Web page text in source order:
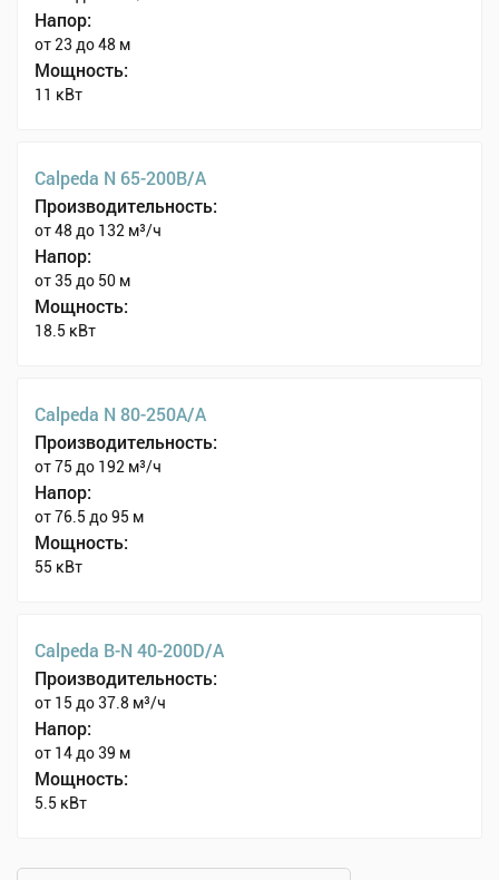
Напор:
от 23 до 48 м
Мощность:
11 кВт
Calpeda N 65-200B/A
Производительность:
от 48 до 132 м³/ч
Напор:
от 35 до 50 м
Мощность:
18.5 кВт
Calpeda N 80-250A/A
Производительность:
от 75 до 192 м³/ч
Напор:
от 76.5 до 95 м
Мощность:
55 кВт
Calpeda B-N 40-200D/A
Производительность:
от 15 до 37.8 м³/ч
Напор:
от 14 до 39 м
Мощность:
5.5 кВт